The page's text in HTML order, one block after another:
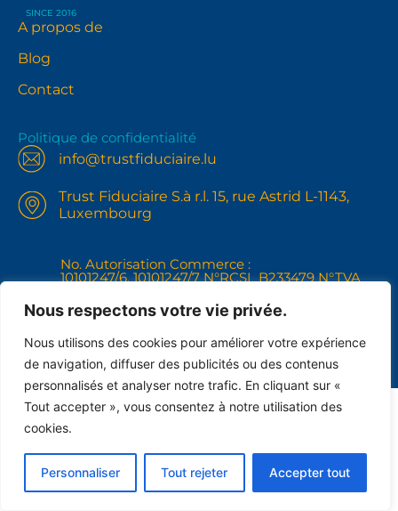
Nous respectons votre vie privée.
Nous utilisons des cookies pour améliorer votre expérience
de navigation, diffuser des publicités ou des contenus
personnalisés et analyser notre trafic. En cliquant sur «
Tout accepter », vous consentez à notre utilisation des
cookies.
Personnaliser Tout rejeter Accepter tout
SINCE 2016
A propos de
Blog
Contact
Politique de confidentialité
info@trustfiduciaire.lu
Trust Fiduciaire S.à r.l. 15, rue Astrid L-1143,
Luxembourg
No. Autorisation Commerce :
10101247/6, 10101247/7 N°RCSL B233479 N°TVA
+352691102148